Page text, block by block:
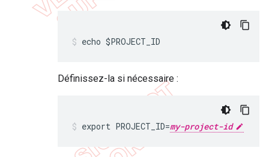
echo $PROJECT_ID
Définissez-la si nécessaire :
export PROJECT_ID=my-project-id